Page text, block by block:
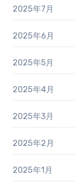
2025年7月
2025年6月
2025年5月
2025年4月
2025年3月
2025年2月
2025年1月